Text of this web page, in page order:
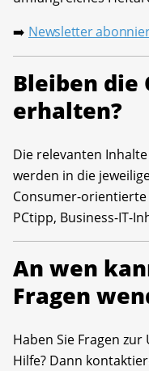
➡️ Newsletter
Bleiben die
erhalten?
Die relevanten
werden in die
Consumer-
PCtipp, Business-IT-
An wen
Fragen
Haben Sie Fragen
Hilfe? Dann